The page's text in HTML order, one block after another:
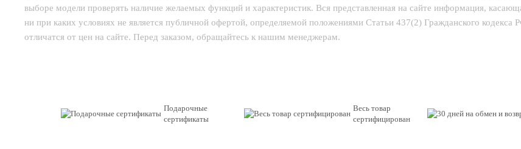
выборе модели проверять наличие желаемых функций и характеристик. Вся представленная на сайте информация,
ни при каких условиях не является публичной офертой, определяемой положениями Статьи 437(2) Гражданского
отличатся от цен на сайте. Перед заказом, обращайтесь к нашим менеджерам.
Подарочные
сертификаты
Весь товар
сертифицирован